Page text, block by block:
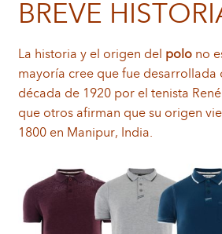
BREVE
La historia y el origen del polono
mayoría cree que fue desarrollada
década de 1920 por el tenista
que otros afirman que su origen
1800 en Manipur, India.